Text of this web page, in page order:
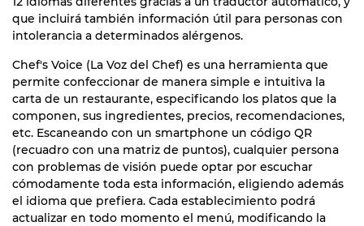
que incluirá también información útil para personas con
intolerancia a determinados alérgenos.
Chef's Voice (La Voz del Chef) es una herramienta que
permite confeccionar de manera simple e intuitiva la
carta de un restaurante, especificando los platos que la
componen, sus ingredientes, precios, recomendaciones,
etc. Escaneando con un smartphone un código QR
(recuadro con una matriz de puntos), cualquier persona
con problemas de visión puede optar por escuchar
cómodamente toda esta información, eligiendo además
el idioma que prefiera. Cada establecimiento podrá
actualizar en todo momento el menú, modificando la